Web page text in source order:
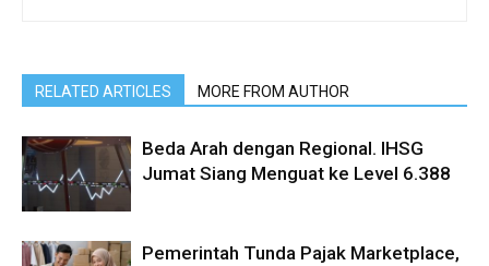
RELATED ARTICLES MORE FROM AUTHOR
Beda Arah dengan Regional. IHSG
Jumat Siang Menguat ke Level 6.388
Pemerintah Tunda Pajak Marketplace,